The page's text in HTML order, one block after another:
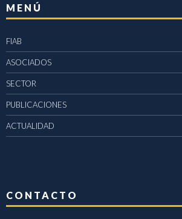
MENÚ
FIAB
ASOCIADOS
SECTOR
PUBLICACIONES
ACTUALIDAD
CONTACTO